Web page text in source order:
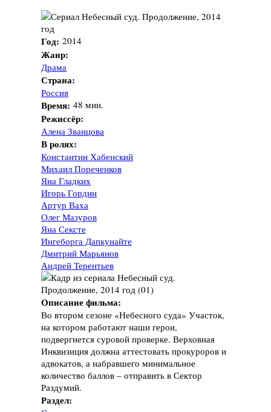
Год: 2014
Жанр:
Драма
Страна:
Россия
Время: 48 мин.
Режиссёр:
Алена Званцова
В ролях:
Константин Хабенский
Михаил Пореченков
Яна Гладких
Игорь Гордин
Артур Ваха
Олег Мазуров
Яна Сексте
Ингеборга Дапкунайте
Дмитрий Марьянов
Андрей Терентьев
Описание фильма:
Во втором сезоне «Небесного суда» Участок,
на котором работают наши герои,
подвергнется суровой проверке. Верховная
Инквизиция должна аттестовать прокуроров и
адвокатов, а набравшего минимальное
количество баллов – отправить в Сектор
Раздумий.
Раздел: